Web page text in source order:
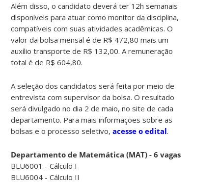
Além disso, o candidato deverá ter 12h semanais
disponíveis para atuar como monitor da disciplina,
compatíveis com suas atividades acadêmicas. O
valor da bolsa mensal é de R$ 472,80 mais um
auxílio transporte de R$ 132,00. A remuneração
total é de R$ 604,80.
A seleção dos candidatos será feita por meio de
entrevista com supervisor da bolsa. O resultado
será divulgado no dia 2 de maio, no site de cada
departamento. Para mais informações sobre as
bolsas e o processo seletivo,acesse o edital.
Departamento de Matemática (MAT) - 6 vagas
BLU6001 - Cálculo I
BLU6004 - Cálculo II